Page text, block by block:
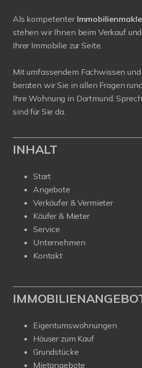
Als kompetenter
stehen wir Ihnen beim Verkauf
Ihrer Immobilie zur Seite.
Mit umfassendem Fachwissen
beraten wir Sie in allen Fragen
Ihre Wohnung in Dortmund.
sind für Sie da.
INHALT
Start
Angebote
Verkäufer & Vermieter
Käufer & Mieter
Service
Unternehmen
Kontakt
Eigentumswohnungen
Häuser zum Kauf
Grundstücke
Mietangebote